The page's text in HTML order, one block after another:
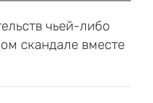
чьей-либо
скандале вместе